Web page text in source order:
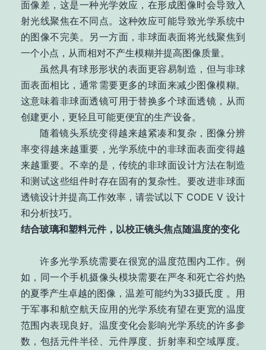
面像差，这是一种光学效应，在形成图像时会导致入
射光线聚焦在不同点。这种效应可能导致光学系统中
的图像不完美。另一方面，非球面表面将光线聚焦到
一个小点，从而相对不产生模糊并提高图像质量。
虽然具有球形形状的表面更容易制造，但与非球
面表面相比，通常需要更多的球面来减少图像模糊。
这意味着非球面透镜可用于替换多个球面透镜，从而
创建更小，更轻且可能更便宜的生产设备。
随着镜头系统变得越来越紧凑和复杂，图像分辨
率变得越来越重要，光学系统中的非球面表面变得越
来越重要。不幸的是，传统的非球面设计方法在制造
和测试这些组件时存在固有的复杂性。要改进非球面
透镜设计并提高工作效率，请尝试以下 CODE V 设计
和分析技巧。
结合玻璃和塑料元件，以校正镜头焦点随温度的变化
许多光学系统需要在很宽的温度范围内工作。例
如，同一个手机摄像头模块需要在严冬和死亡谷灼热
的夏季产生卓越的图像，温差可能约为33摄氏度 。用
于军事和航空航天应用的光学系统有望在更宽的温度
范围内表现良好。温度变化会影响光学系统的许多参
数，包括元件半径、元件厚度、折射率和空域厚度。